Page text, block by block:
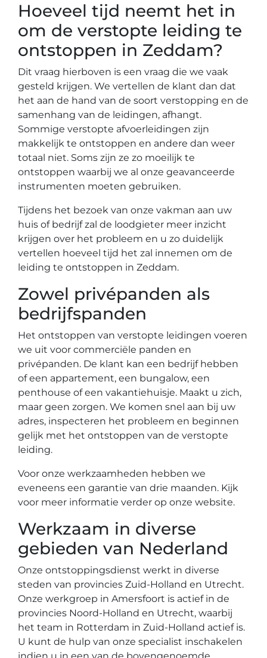
Hoeveel tijd neemt het in
om de verstopte leiding te
ontstoppen in Zeddam?
Dit vraag hierboven is een vraag die we vaak
gesteld krijgen. We vertellen de klant dan dat
het aan de hand van de soort verstopping en de
samenhang van de leidingen, afhangt.
Sommige verstopte afvoerleidingen zijn
makkelijk te ontstoppen en andere dan weer
totaal niet. Soms zijn ze zo moeilijk te
ontstoppen waarbij we al onze geavanceerde
instrumenten moeten gebruiken.
Tijdens het bezoek van onze vakman aan uw
huis of bedrijf zal de loodgieter meer inzicht
krijgen over het probleem en u zo duidelijk
vertellen hoeveel tijd het zal innemen om de
leiding te ontstoppen in Zeddam.
Zowel privépanden als
bedrijfspanden
Het ontstoppen van verstopte leidingen voeren
we uit voor commerciële panden en
privépanden. De klant kan een bedrijf hebben
of een appartement, een bungalow, een
penthouse of een vakantiehuisje. Maakt u zich,
maar geen zorgen. We komen snel aan bij uw
adres, inspecteren het probleem en beginnen
gelijk met het ontstoppen van de verstopte
leiding.
Voor onze werkzaamheden hebben we
eveneens een garantie van drie maanden. Kijk
voor meer informatie verder op onze website.
Werkzaam in diverse
gebieden van Nederland
Onze ontstoppingsdienst werkt in diverse
steden van provincies Zuid-Holland en Utrecht.
Onze werkgroep in Amersfoort is actief in de
provincies Noord-Holland en Utrecht, waarbij
het team in Rotterdam in Zuid-Holland actief is.
U kunt de hulp van onze specialist inschakelen